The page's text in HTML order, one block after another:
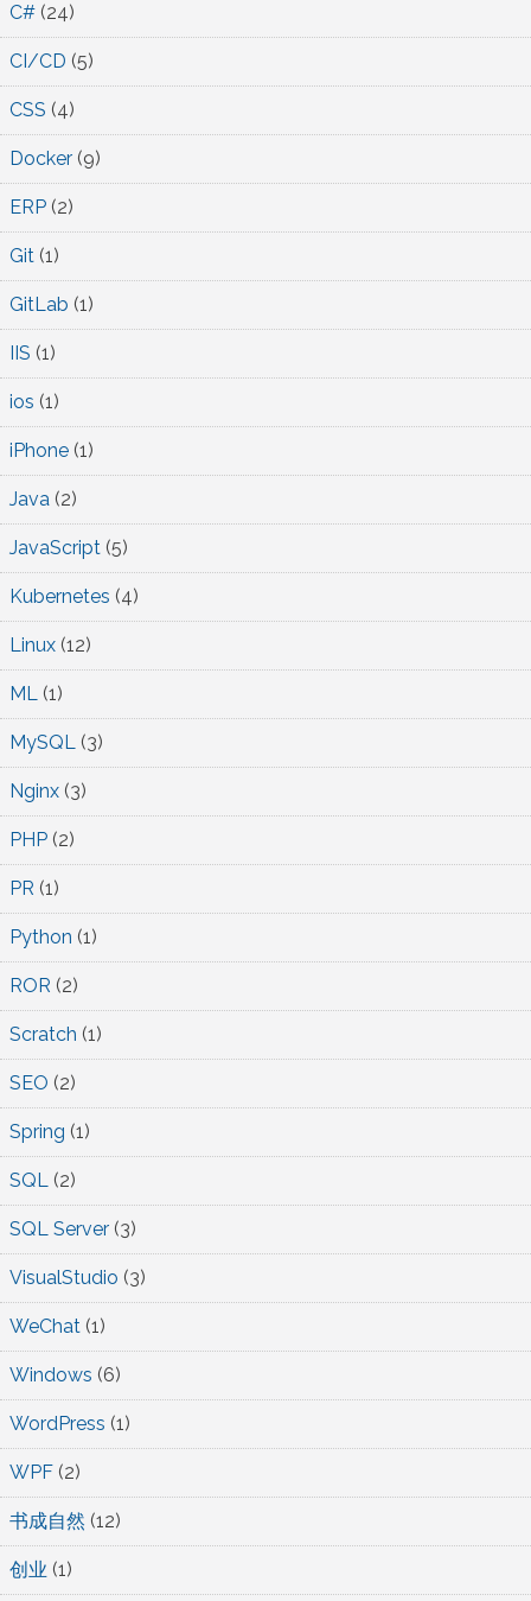
C# (24)
CI/CD (5)
CSS (4)
Docker (9)
ERP (2)
Git (1)
GitLab (1)
IIS (1)
ios (1)
iPhone (1)
Java (2)
JavaScript (5)
Kubernetes (4)
Linux (12)
ML (1)
MySQL (3)
Nginx (3)
PHP (2)
PR (1)
Python (1)
ROR (2)
Scratch (1)
SEO (2)
Spring (1)
SQL (2)
SQL Server (3)
VisualStudio (3)
WeChat (1)
Windows (6)
WordPress (1)
WPF (2)
书成自然 (12)
创业 (1)